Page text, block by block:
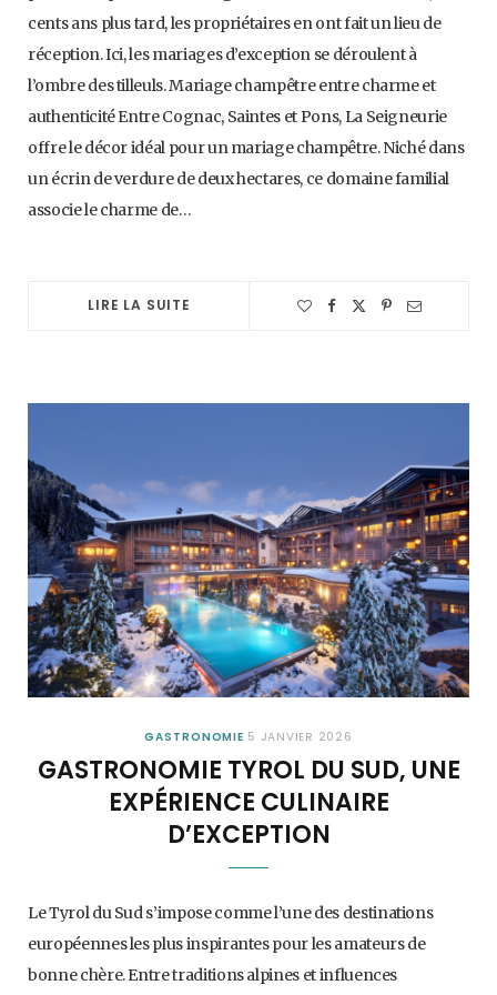
cents ans plus tard, les propriétaires en ont fait un lieu de
réception. Ici, les mariages d’exception se déroulent à
l’ombre des tilleuls. Mariage champêtre entre charme et
authenticité Entre Cognac, Saintes et Pons, La Seigneurie
offre le décor idéal pour un mariage champêtre. Niché dans
un écrin de verdure de deux hectares, ce domaine familial
associe le charme de…
LIRE LA SUITE
GASTRONOMIE 5 JANVIER 2026
GASTRONOMIE TYROL DU SUD, UNE
EXPÉRIENCE CULINAIRE
D’EXCEPTION
Le Tyrol du Sud s’impose comme l’une des destinations
européennes les plus inspirantes pour les amateurs de
bonne chère. Entre traditions alpines et influences